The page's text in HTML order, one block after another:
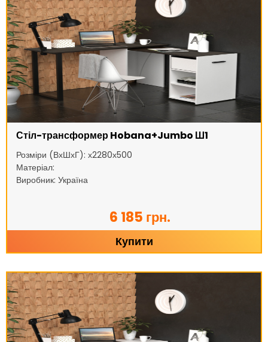
Стіл-трансформер Hobana+Jumbo Ш1
Розміри (ВхШхГ): х2280х500
Матеріал:
Виробник: Україна
6 185 грн.
Купити